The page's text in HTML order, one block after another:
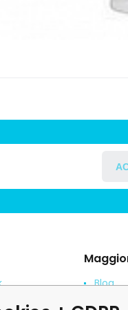
Blog